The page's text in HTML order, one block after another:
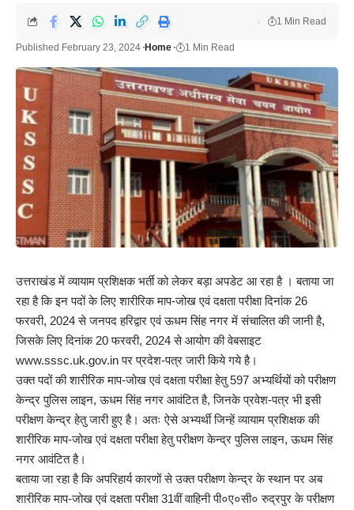
Published February 23, 2024 Home 1 Min Read
1 Min Read
उत्तराखंड में व्यायाम प्रशिक्षक भर्ती को लेकर बड़ा अपडेट आ रहा है । बताया जा
रहा है कि इन पदों के लिए शारीरिक माप-जोख एवं दक्षता परीक्षा दिनांक 26
फरवरी, 2024 से जनपद हरिद्वार एवं ऊधम सिंह नगर में संचालित की जानी है,
जिसके लिए दिनांक 20 फरवरी, 2024 से आयोग की वेबसाइट
www.sssc.uk.gov.inपर प्रदेश-पत्र जारी किये गये है।
उक्त पदों की शारीरिक माप-जोख एवं दक्षता परीक्षा हेतु 597 अभ्यर्थियों को परीक्षण
केन्द्र पुलिस लाइन, ऊधम सिंह नगर आवंटित है, जिनके प्रवेश-पत्र भी इसी
परीक्षण केन्द्र हेतु जारी हुए है। अतः ऐसे अभ्यर्थी जिन्हें व्यायाम प्रशिक्षक की
शारीरिक माप-जोख एवं दक्षता परीक्षा हेतु परीक्षण केन्द्र पुलिस लाइन, ऊधम सिंह
नगर आवंटित है।
बताया जा रहा है कि अपरिहार्य कारणों से उक्त परीक्षण केन्द्र के स्थान पर अब
शारीरिक माप-जोख एवं दक्षता परीक्षा 31वीं वाहिनी पी०ए०सी० रुद्रपुर के परीक्षण